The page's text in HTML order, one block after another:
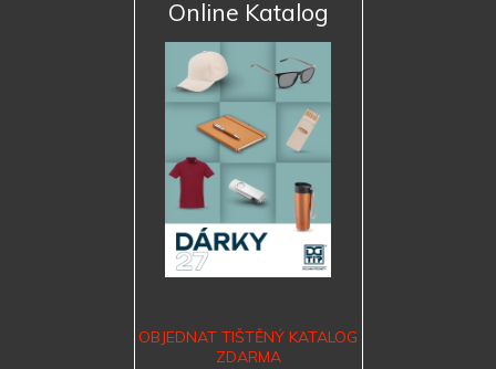
Online Katalog
OBJEDNAT TIŠTĚNÝ KATALOG
ZDARMA